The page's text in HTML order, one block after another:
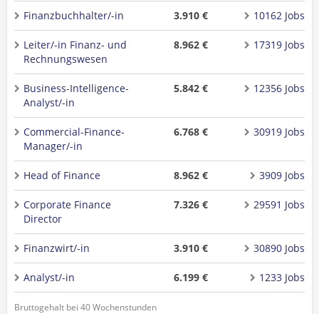
Finanzbuchhalter/-in 3.910 € 10162 Jobs
Leiter/-in Finanz- und
Rechnungswesen
8.962 € 17319 Jobs
Business-Intelligence-
Analyst/-in
5.842 € 12356 Jobs
Commercial-Finance-
Manager/-in
6.768 € 30919 Jobs
Head of Finance 8.962 € 3909 Jobs
Corporate Finance
Director
7.326 € 29591 Jobs
Finanzwirt/-in 3.910 € 30890 Jobs
Analyst/-in 6.199 € 1233 Jobs
Bruttogehalt bei 40 Wochenstunden